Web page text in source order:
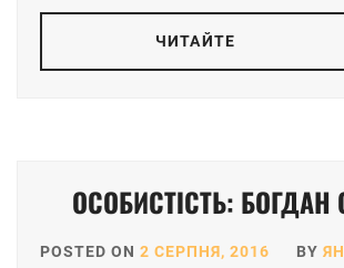
ЧИТАЙТЕ
ОСОБИСТІСТЬ: БОГДАН
POSTED ON 2 СЕРПНЯ, 2016 BY